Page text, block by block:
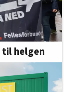
helgen